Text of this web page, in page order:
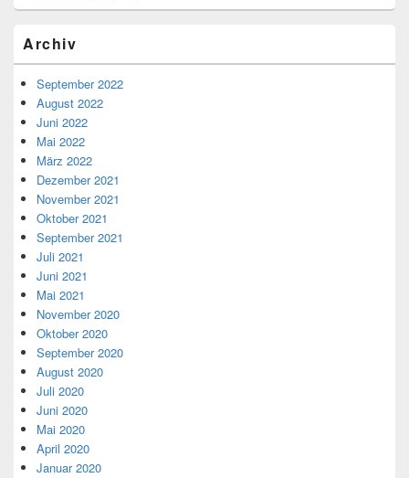
Archiv
September 2022
August 2022
Juni 2022
Mai 2022
März 2022
Dezember 2021
November 2021
Oktober 2021
September 2021
Juli 2021
Juni 2021
Mai 2021
November 2020
Oktober 2020
September 2020
August 2020
Juli 2020
Juni 2020
Mai 2020
April 2020
Januar 2020